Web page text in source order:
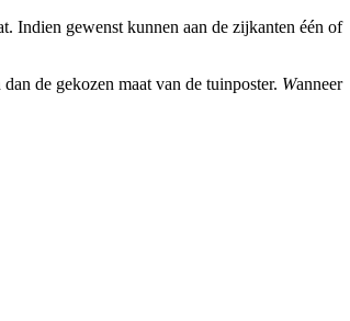
Indien gewenst kunnen aan de zijkanten één of
de gekozen maat van de tuinposter. Wanneer